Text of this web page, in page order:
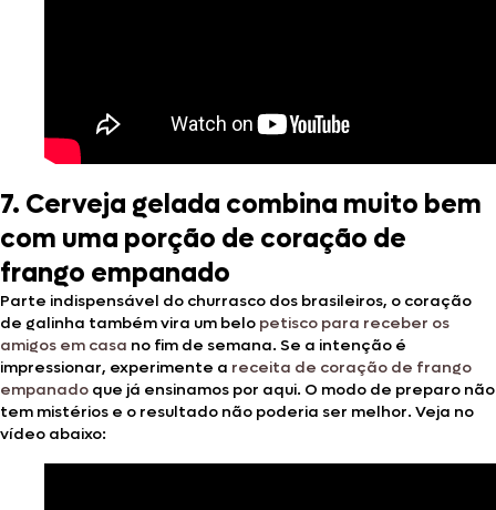
7. Cerveja gelada combina muito bem
com uma porção de coração de
frango empanado
Parte indispensável do churrasco dos brasileiros, o coração
de galinha também vira um belo petisco para receber os
amigos em casa no fim de semana. Se a intenção é
impressionar, experimente a receita de coração de frango
empanado que já ensinamos por aqui. O modo de preparo não
tem mistérios e o resultado não poderia ser melhor. Veja no
vídeo abaixo: